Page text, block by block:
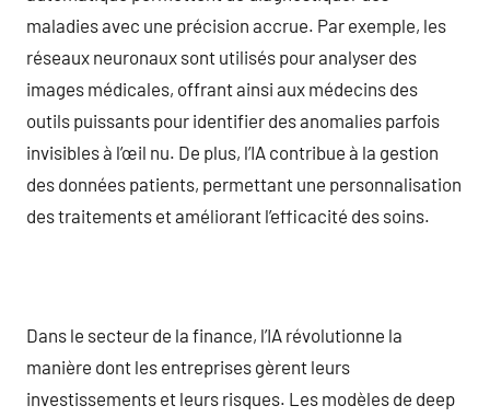
maladies avec une précision accrue. Par exemple, les
réseaux neuronaux sont utilisés pour analyser des
images médicales, offrant ainsi aux médecins des
outils puissants pour identifier des anomalies parfois
invisibles à l’œil nu. De plus, l’IA contribue à la gestion
des données patients, permettant une personnalisation
des traitements et améliorant l’efficacité des soins.
Dans le secteur de la finance, l’IA révolutionne la
manière dont les entreprises gèrent leurs
investissements et leurs risques. Les modèles de deep